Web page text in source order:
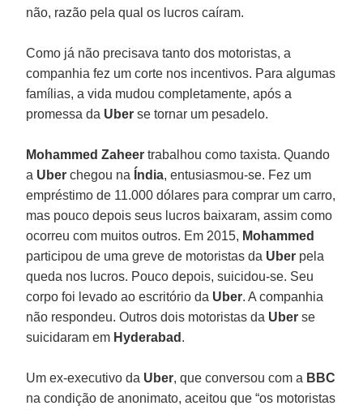
não, razão pela qual os lucros caíram.
Como já não precisava tanto dos motoristas, a
companhia fez um corte nos incentivos. Para algumas
famílias, a vida mudou completamente, após a
promessa da Uber se tornar um pesadelo.
Mohammed Zaheer trabalhou como taxista. Quando
a Uber chegou na Índia, entusiasmou-se. Fez um
empréstimo de 11.000 dólares para comprar um carro,
mas pouco depois seus lucros baixaram, assim como
ocorreu com muitos outros. Em 2015, Mohammed
participou de uma greve de motoristas da Uber pela
queda nos lucros. Pouco depois, suicidou-se. Seu
corpo foi levado ao escritório da Uber. A companhia
não respondeu. Outros dois motoristas da Uber se
suicidaram em Hyderabad .
Um ex-executivo da Uber, que conversou com a BBC
na condição de anonimato, aceitou que “os motoristas